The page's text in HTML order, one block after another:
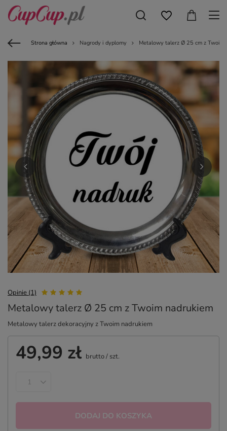
Strona główna Nagrody i dyplomy Metalowy talerz Ø 25 cm z Twoim
Opinie (1)
Metalowy talerz Ø 25 cm z Twoim nadrukiem
Metalowy talerz dekoracyjny z Twoim nadrukiem
49,99 zł brutto/ szt.
DODAJ DO KOSZYKA